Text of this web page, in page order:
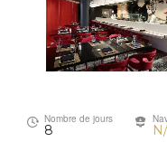
Nombre de jours
8